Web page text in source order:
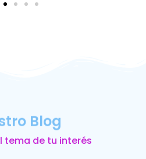
Blog
tema de tu interés